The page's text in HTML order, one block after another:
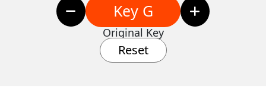
Key G
Original Key
Reset